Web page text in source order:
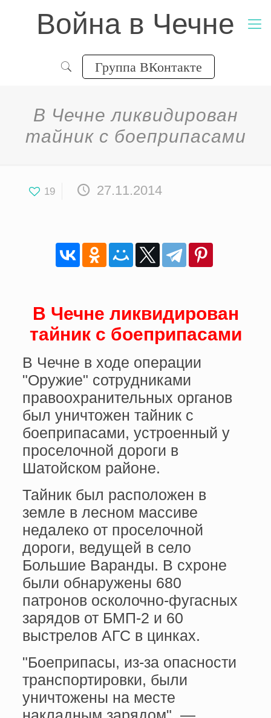
Война в Чечне
Группа ВКонтакте
В Чечне ликвидирован
тайник с боеприпасами
19 27.11.2014
В Чечне ликвидирован
тайник с боеприпасами
В Чечне в ходе операции
"Оружие" сотрудниками
правоохранительных органов
был уничтожен тайник с
боеприпасами, устроенный у
проселочной дороги в
Шатойском районе.
Тайник был расположен в
земле в лесном массиве
недалеко от проселочной
дороги, ведущей в село
Большие Варанды. В схроне
были обнаружены 680
патронов осколочно-фугасных
зарядов от БМП-2 и 60
выстрелов АГС в цинках.
"Боеприпасы, из-за опасности
транспортировки, были
уничтожены на месте